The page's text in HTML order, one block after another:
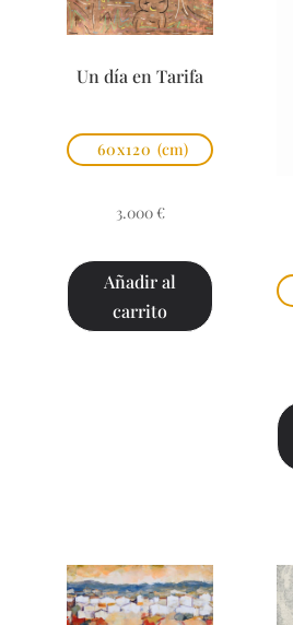
Un día en Tarifa
60x120 (cm)
3.000 €
Añadir al
carrito